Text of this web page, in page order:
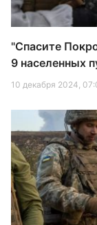
"Спасите
9 населенных
10 декабря 2024,